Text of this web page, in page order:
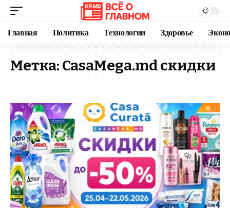
Главная Политика Технологии Здоровье
Метка: CasaMega.md скидки